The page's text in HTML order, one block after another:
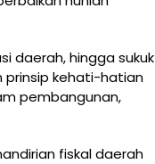
daerah, hingga sukuk
prinsip kehati-hatian
pembangunan,
fiskal daerah